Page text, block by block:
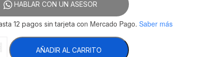
HABLAR CON UN ASESOR
12 pagos sin tarjeta con Mercado Pago. Saber más
AÑADIR AL CARRITO